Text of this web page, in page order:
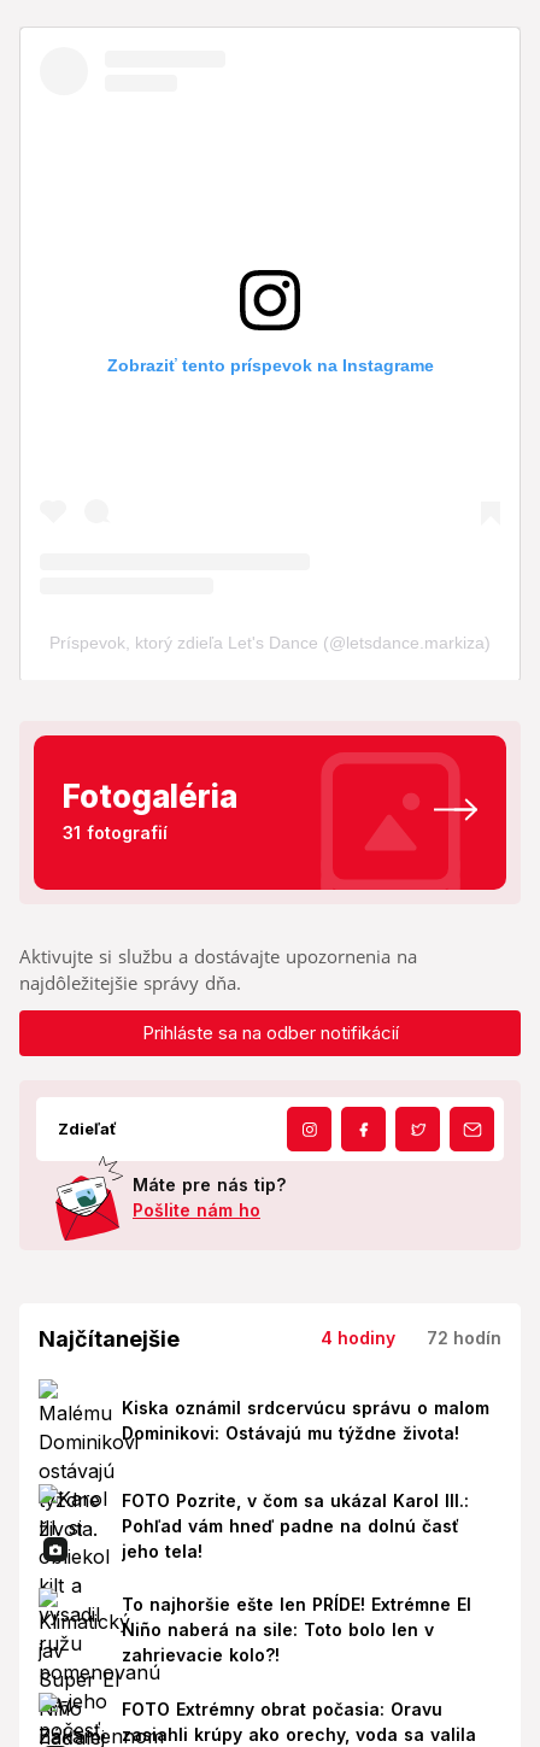
Fotogaléria
31 fotografií
Aktivujte si službu a dostávajte upozornenia na
najdôležitejšie správy dňa.
Prihláste sa na odber notifikácií
Zdieľať
Máte pre nás tip?
Pošlite nám ho
Najčítanejšie 4 hodiny 72 hodín
Kiska oznámil srdcervúcu správu o malom
Dominikovi: Ostávajú mu týždne života!
FOTO Pozrite, v čom sa ukázal Karol III.:
Pohľad vám hneď padne na dolnú časť
jeho tela!
To najhoršie ešte len PRÍDE! Extrémne El
Niño naberá na sile: Toto bolo len v
zahrievacie kolo?!
FOTO Extrémny obrat počasia: Oravu
zasiahli krúpy ako orechy, voda sa valila